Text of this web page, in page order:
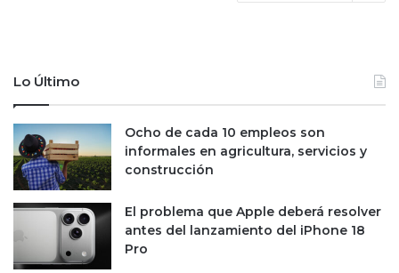
Lo Último
Ocho de cada 10 empleos son
informales en agricultura, servicios y
construcción
El problema que Apple deberá resolver
antes del lanzamiento del iPhone 18
Pro